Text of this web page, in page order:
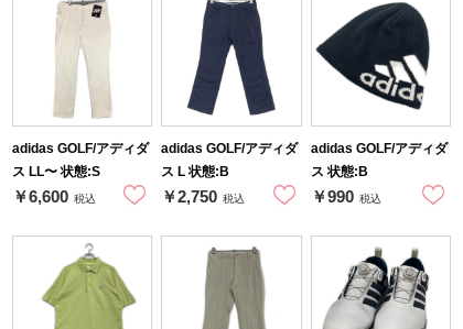
adidas GOLF/アディダ
ス LL〜 状態:S
￥6,600 税込
adidas GOLF/アディダ
ス L 状態:B
￥2,750 税込
adidas GOLF/アディダ
ス 状態:B
￥990 税込